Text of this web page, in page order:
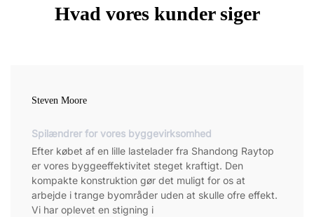
Hvad vores kunder siger
Steven Moore
Spilændrer for vores byggevirksomhed
Efter købet af en lille lastelader fra Shandong Raytop
er vores byggeeffektivitet steget kraftigt. Den
kompakte konstruktion gør det muligt for os at
arbejde i trange byområder uden at skulle ofre effekt.
Vi har oplevet en stigning i